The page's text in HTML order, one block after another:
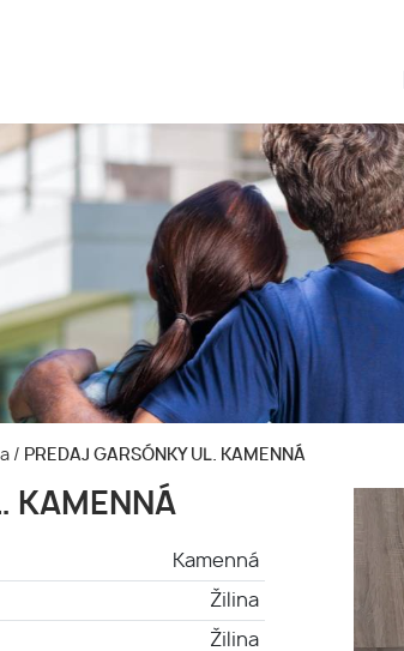
/ PREDAJ GARSÓNKY UL. KAMENNÁ
KAMENNÁ
Kamenná
Žilina
Žilina